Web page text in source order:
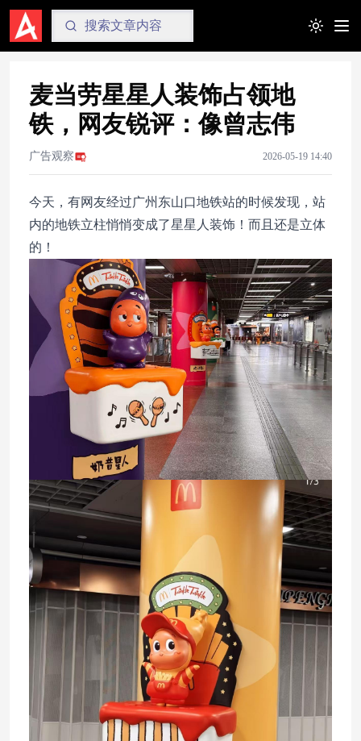
Toggle
麦当劳星星人装饰占领地
铁，网友锐评：像曾志伟
广告观察 2026-05-19 14:40
今天，有网友经过广州东山口地铁站的时候发现，站
内的地铁立柱悄悄变成了星星人装饰！而且还是立体
的！